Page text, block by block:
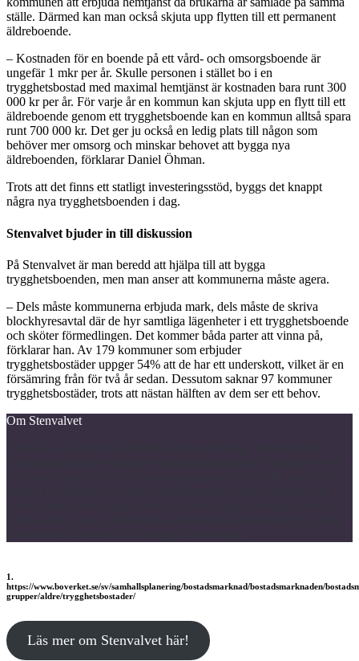
ställe. Därmed kan man också skjuta upp flytten till ett permanent
äldreboende.
– Kostnaden för en boende på ett vård- och omsorgsboende är
ungefär 1 mkr per år. Skulle personen i stället bo i en
trygghetsbostad med maximal hemtjänst är kostnaden bara runt 300
000 kr per år. För varje år en kommun kan skjuta upp en flytt till ett
äldreboende genom ett trygghetsboende kan en kommun alltså spara
runt 700 000 kr. Det ger ju också en ledig plats till någon som
behöver mer omsorg och minskar behovet att bygga nya
äldreboenden, förklarar Daniel Öhman.
Trots att det finns ett statligt investeringsstöd, byggs det knappt
några nya trygghetsboenden i dag.
Stenvalvet bjuder in till diskussion
På Stenvalvet är man beredd att hjälpa till att bygga
trygghetsboenden, men man anser att kommunerna måste agera.
– Dels måste kommunerna erbjuda mark, dels måste de skriva
blockhyresavtal där de hyr samtliga lägenheter i ett trygghetsboende
och sköter förmedlingen. Det kommer båda parter att vinna på,
förklarar han. Av 179 kommuner som erbjuder
trygghetsbostäder uppger 54% att de har ett underskott, vilket är en
försämring från för två år sedan. Dessutom saknar 97 kommuner
trygghetsbostäder, trots att nästan hälften av dem ser ett behov.
Om Stenvalvet
1.
https://www.boverket.se/sv/samhallsplanering/bostadsmarknad/bostadsmarknaden/
grupper/aldre/trygghetsbostader/
Läs mer om Stenvalvet här!